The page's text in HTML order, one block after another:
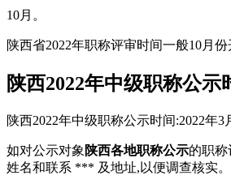
10月。
陕西省2022年职称评审时间一般10月
陕西2022年中级职称公示
陕西2022年中级职称公示时间:2022年3
如对公示对象 陕西各地职称公示的职
姓名和联系 *** 及地址,以便调查核实